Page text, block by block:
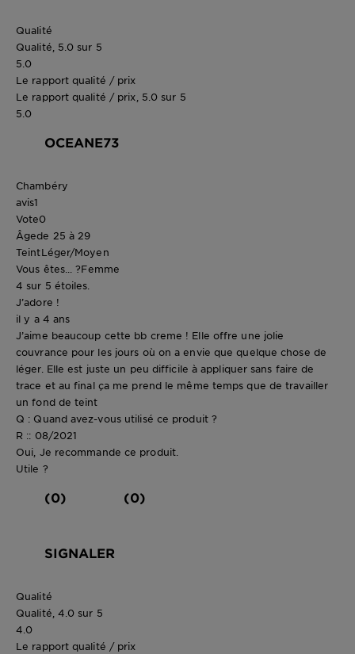
Qualité
Qualité, 5.0 sur 5
5.0
Le rapport qualité / prix
Le rapport qualité / prix, 5.0 sur 5
5.0
OCEANE73
Chambéry
avis1
Vote0
Âgede 25 à 29
TeintLéger/Moyen
Vous êtes... ?Femme
4 sur 5 étoiles.
J’adore !
il y a 4 ans
J’aime beaucoup cette bb creme ! Elle offre une jolie
couvrance pour les jours où on a envie que quelque chose de
léger. Elle est juste un peu difficile à appliquer sans faire de
trace et au final ça me prend le même temps que de travailler
un fond de teint
Q : Quand avez-vous utilisé ce produit ?
R :: 08/2021
Oui, Je recommande ce produit.
Utile ?
(0) (0)
SIGNALER
Qualité
Qualité, 4.0 sur 5
4.0
Le rapport qualité / prix